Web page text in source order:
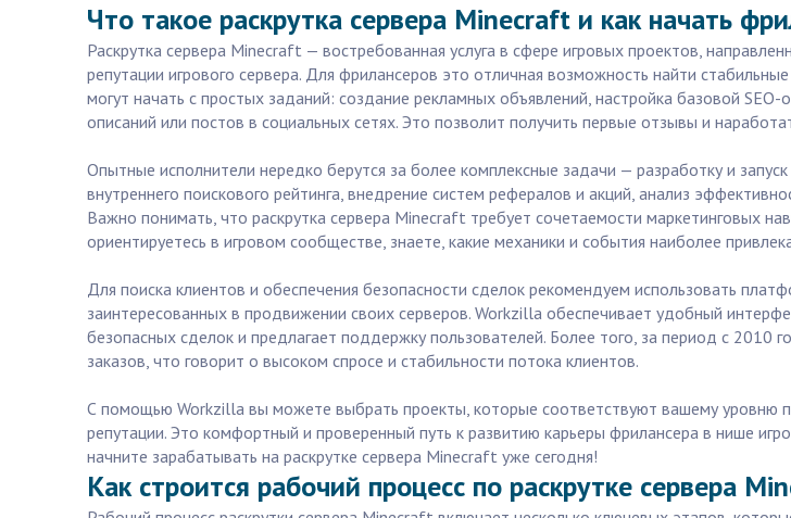
Что такое раскрутка сервера Minecraft и как начать
Раскрутка сервера Minecraft — востребованная услуга в сфере игровых проектов,
репутации игрового сервера. Для фрилансеров это отличная возможность найти
могут начать с простых заданий: создание рекламных объявлений, настройка базовой
описаний или постов в социальных сетях. Это позволит получить первые отзывы и
Опытные исполнители нередко берутся за более комплексные задачи — разработку и
внутреннего поискового рейтинга, внедрение систем рефералов и акций, анализ
Важно понимать, что раскрутка сервера Minecraft требует сочетаемости маркетинговых
ориентируетесь в игровом сообществе, знаете, какие механики и события наиболее
Для поиска клиентов и обеспечения безопасности сделок рекомендуем использовать
заинтересованных в продвижении своих серверов. Workzilla обеспечивает удобный
безопасных сделок и предлагает поддержку пользователей. Более того, за период с
заказов, что говорит о высоком спросе и стабильности потока клиентов.
С помощью Workzilla вы можете выбрать проекты, которые соответствуют вашему уровню
репутации. Это комфортный и проверенный путь к развитию карьеры фрилансера в нише
начните зарабатывать на раскрутке сервера Minecraft уже сегодня!
Как строится рабочий процесс по раскрутке сервера